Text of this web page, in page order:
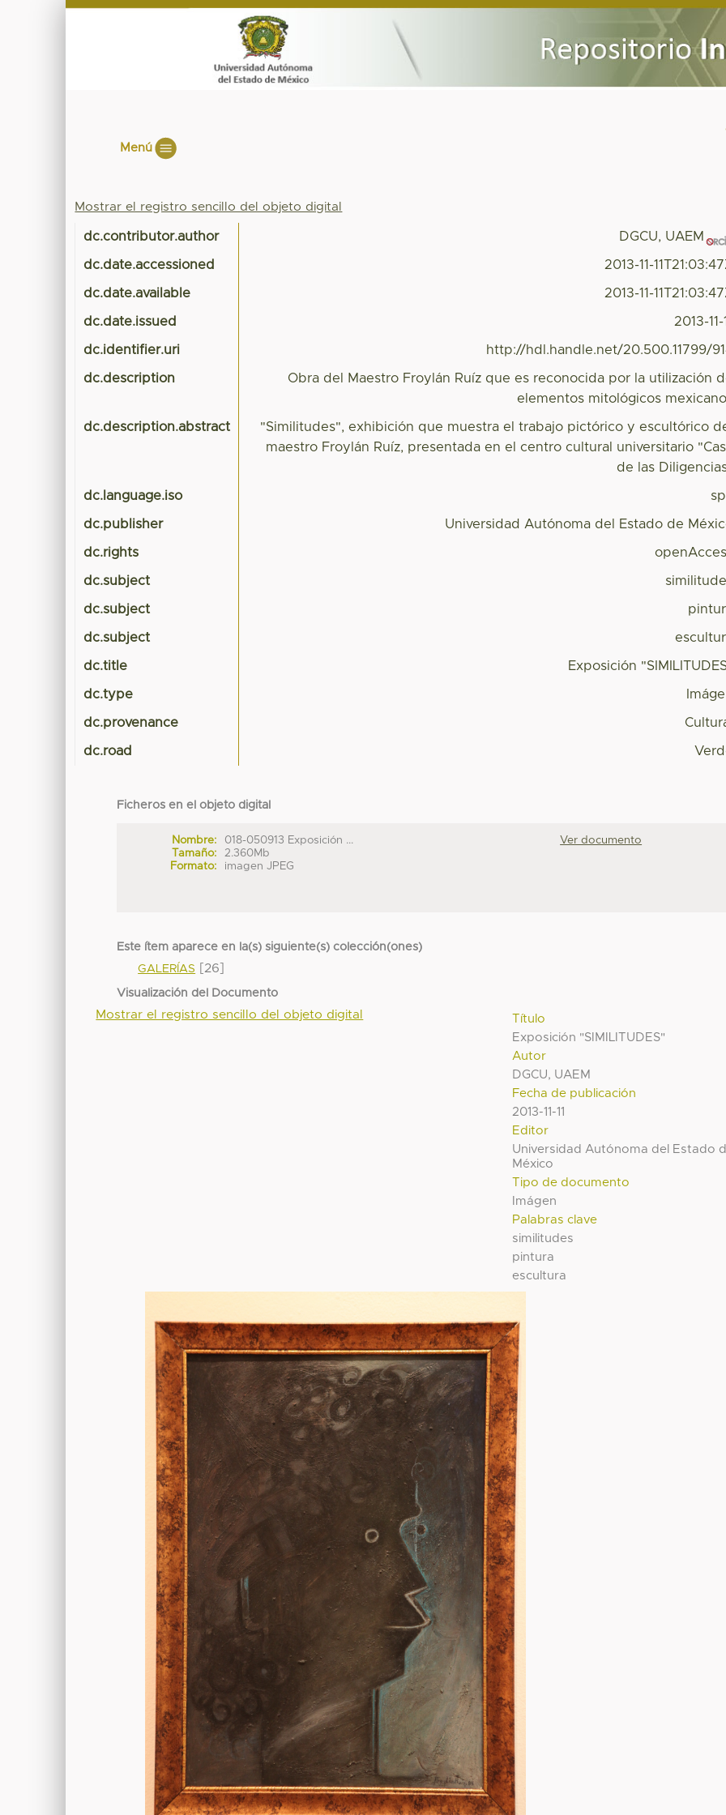
Menú
Mostrar el registro sencillo del objeto digital
dc.contributor.author DGCU, UAEM
dc.date.accessioned 2013-11-
dc.date.available 2013-11-
dc.date.issued 2013-11-
dc.identifier.uri http://hdl.handle.net/20.500.11799/
dc.description
Obra del Maestro Froylán Ruíz que es reconocida por la utilización
elementos mitológicos
dc.description.abstract
"Similitudes", exhibición que muestra el trabajo pictórico y escultórico
maestro Froylán Ruíz, presentada en el centro cultural universitario
de las
dc.language.iso
dc.publisher Universidad Autónoma del Estado de
dc.rights
dc.subject
dc.subject
dc.subject
dc.title Exposición
dc.type
dc.provenance
dc.road
Ficheros en el objeto digital
Nombre:
018-050913 Exposición ...
Tamaño:
2.360Mb
Formato:
imagen JPEG
Ver documento
Este ítem aparece en la(s) siguiente(s) colección(ones)
GALERÍAS
[26]
Visualización del Documento
Título
Exposición "SIMILITUDES"
Autor
DGCU, UAEM
Fecha de publicación
2013-11-11
Editor
Universidad Autónoma del Estado
México
Tipo de documento
Imágen
Palabras clave
similitudes
pintura
escultura
Mostrar el registro sencillo del objeto digital